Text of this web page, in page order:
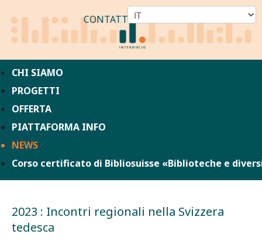
CONTATTO
CHI SIAMO
PROGETTI
OFFERTA
PIATTAFORMA INFO
NEWS
Corso certificato di Bibliosuisse «Biblioteche e
2023 : Incontri regionali nella Svizzera
tedesca